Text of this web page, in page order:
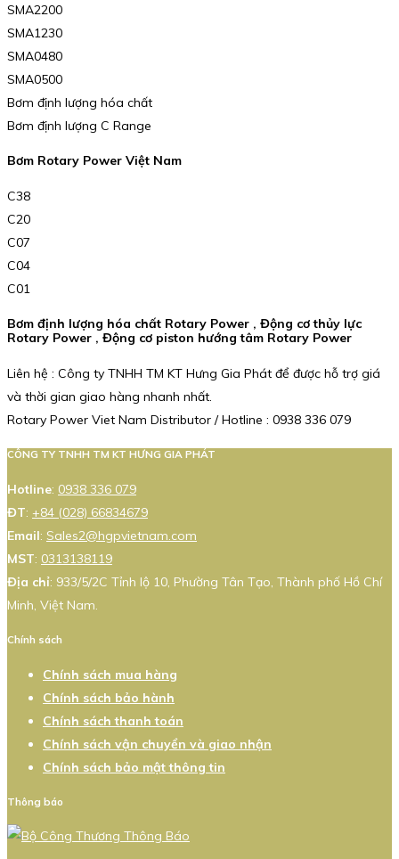
SMA2200
SMA1230
SMA0480
SMA0500
Bơm định lượng hóa chất
Bơm định lượng C Range
Bơm Rotary Power Việt Nam
C38
C20
C07
C04
C01
Bơm định lượng hóa chất Rotary Power , Động cơ thủy lực
Rotary Power , Động cơ piston hướng tâm Rotary Power
Liên hệ : Công ty TNHH TM KT Hưng Gia Phát để được hỗ trợ giá
và thời gian giao hàng nhanh nhất.
Rotary Power Viet Nam Distributor / Hotline : 0938 336 079
CÔNG TY TNHH TM KT HƯNG GIA PHÁT
Hotline: 0938 336 079
ĐT: +84 (028) 66834679
Email: Sales2@hgpvietnam.com
MST: 0313138119
Địa chỉ: 933/5/2C Tỉnh lộ 10, Phường Tân Tạo, Thành phố Hồ Chí
Minh, Việt Nam.
Chính sách
Chính sách mua hàng
Chính sách bảo hành
Chính sách thanh toán
Chính sách vận chuyển và giao nhận
Chính sách bảo mật thông tin
Thông báo